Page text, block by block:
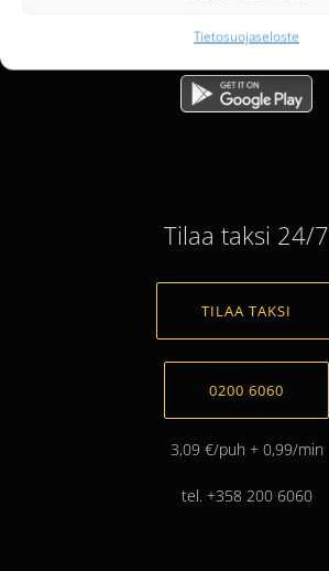
Tietosuojaseloste
Tilaa taksi 24/7
TILAA TAKSI
0200 6060
3,09 €/puh + 0,99/min
tel. +358 200 6060